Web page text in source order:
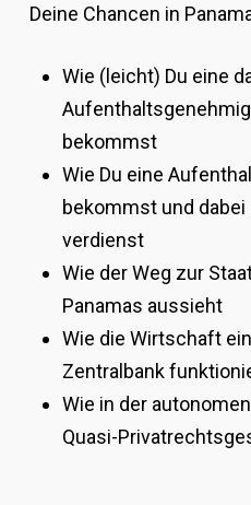
Deine Chancen in
Wie (leicht) Du eine
bekommst
Wie Du eine
bekommst und
verdienst
Wie der Weg zur
Panamas aussieht
Wie die Wirtschaft
Zentralbank
Wie in der
Quasi-